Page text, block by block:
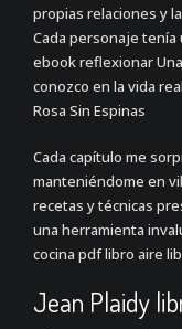
propias relaciones y
Cada personaje
ebook reflexionar
conozco en la vida
Rosa Sin Espinas
Cada capítulo me
manteniéndome en
recetas y técnicas
una herramienta
cocina pdf libro aire
Jean Plaidy